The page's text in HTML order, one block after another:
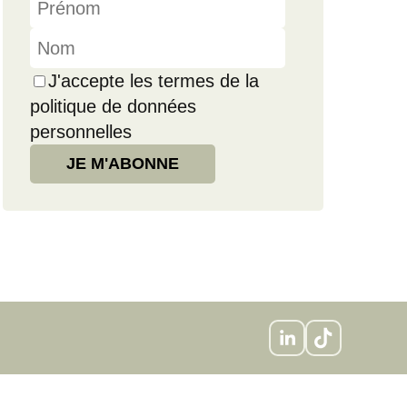
J'accepte les termes de la
politique de données
personnelles